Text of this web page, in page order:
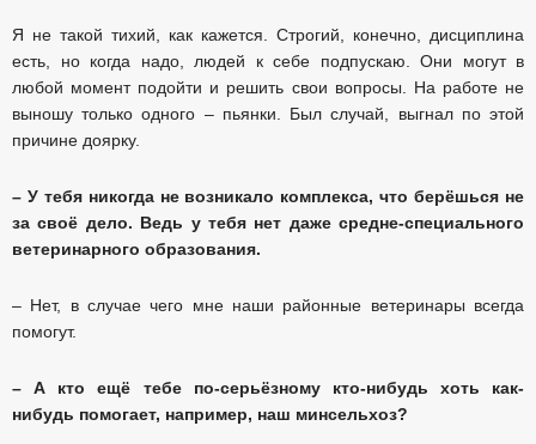
Я не такой тихий, как кажется. Строгий, конечно, дисциплина
есть, но когда надо, людей к себе подпускаю. Они могут в
любой момент подойти и решить свои вопросы. На работе не
выношу только одного – пьянки. Был случай, выгнал по этой
причине доярку.
– У тебя никогда не возникало комплекса, что берёшься не
за своё дело. Ведь у тебя нет даже средне-специального
ветеринарного образования.
– Нет, в случае чего мне наши районные ветеринары всегда
помогут.
– А кто ещё тебе по-серьёзному кто-нибудь хоть как-
нибудь помогает, например, наш минсельхоз?